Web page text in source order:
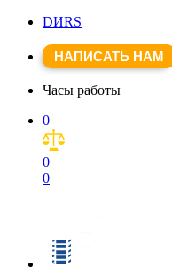
DИRS
НАПИСАТЬ НАМ
Часы работы
0
0
0